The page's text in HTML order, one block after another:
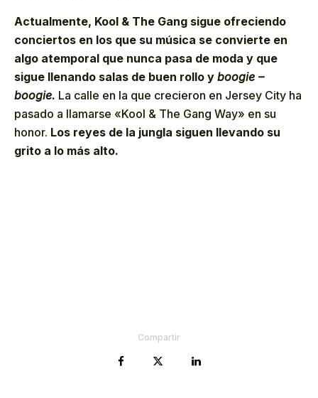
Actualmente, Kool & The Gang sigue ofreciendo
conciertos en los que su música se convierte en
algo atemporal que nunca pasa de moda y que
sigue llenando salas de buen rollo y boogie –
boogie. La calle en la que crecieron en Jersey City ha
pasado a llamarse «Kool & The Gang Way» en su
honor. Los reyes de la jungla siguen llevando su
grito a lo más alto.
Compartir